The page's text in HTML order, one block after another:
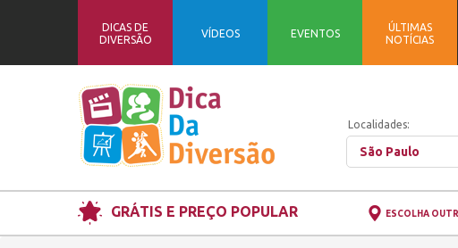
DICAS DE
DIVERSÃO
VÍDEOS EVENTOS
ÚLTIMAS
NOTÍCIAS
Localidades:
São Paulo
GRÁTIS E PREÇO POPULAR ESCOLHA